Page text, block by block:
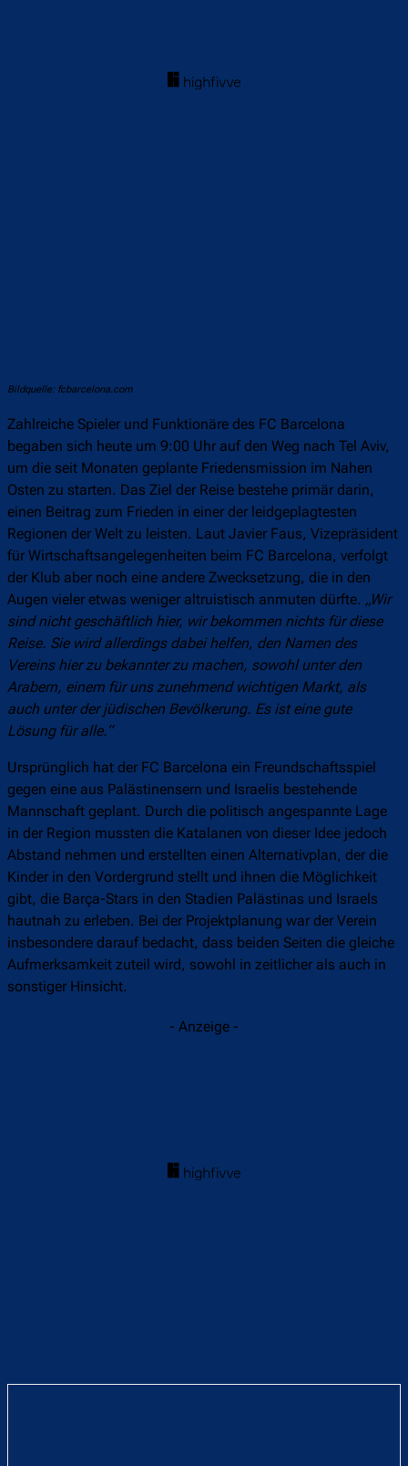
Bildquelle: fcbarcelona.com
Zahlreiche Spieler und Funktionäre des FC Barcelona
begaben sich heute um 9:00 Uhr auf den Weg nach Tel Aviv,
um die seit Monaten geplante Friedensmission im Nahen
Osten zu starten. Das Ziel der Reise bestehe primär darin,
einen Beitrag zum Frieden in einer der leidgeplagtesten
Regionen der Welt zu leisten. Laut Javier Faus, Vizepräsident
für Wirtschaftsangelegenheiten beim FC Barcelona, verfolgt
der Klub aber noch eine andere Zwecksetzung, die in den
Augen vieler etwas weniger altruistisch anmuten dürfte. „Wir
sind nicht geschäftlich hier, wir bekommen nichts für diese
Reise. Sie wird allerdings dabei helfen, den Namen des
Vereins hier zu bekannter zu machen, sowohl unter den
Arabern, einem für uns zunehmend wichtigen Markt, als
auch unter der jüdischen Bevölkerung. Es ist eine gute
Lösung für alle.“
Ursprünglich hat der FC Barcelona ein Freundschaftsspiel
gegen eine aus Palästinensern und Israelis bestehende
Mannschaft geplant. Durch die politisch angespannte Lage
in der Region mussten die Katalanen von dieser Idee jedoch
Abstand nehmen und erstellten einen Alternativplan, der die
Kinder in den Vordergrund stellt und ihnen die Möglichkeit
gibt, die Barça-Stars in den Stadien Palästinas und Israels
hautnah zu erleben. Bei der Projektplanung war der Verein
insbesondere darauf bedacht, dass beiden Seiten die gleiche
Aufmerksamkeit zuteil wird, sowohl in zeitlicher als auch in
sonstiger Hinsicht.
- Anzeige -